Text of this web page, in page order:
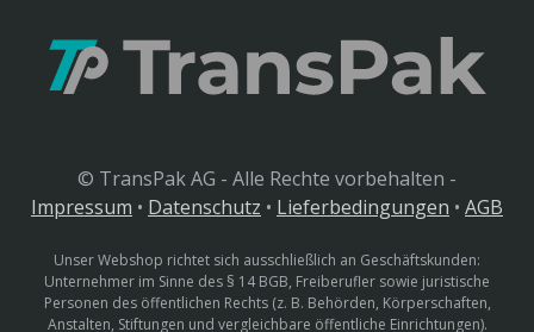
© TransPak AG - Alle Rechte vorbehalten -
Impressum • Datenschutz • Lieferbedingungen • AGB
Unser Webshop richtet sich ausschließlich an Geschäftskunden:
Unternehmer im Sinne des § 14 BGB, Freiberufler sowie juristische
Personen des öffentlichen Rechts (z. B. Behörden, Körperschaften,
Anstalten, Stiftungen und vergleichbare öffentliche Einrichtungen).